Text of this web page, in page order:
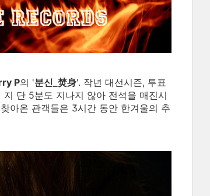
P의 '분신_焚身'. 작년 대선시즌, 투표
단 5분도 지나지 않아 전석을 매진시
아온 관객들은 3시간 동안 한겨울의 추